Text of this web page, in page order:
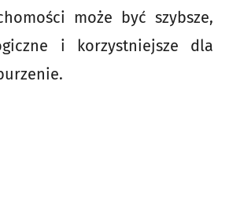
może być szybsze,
i korzystniejsze dla